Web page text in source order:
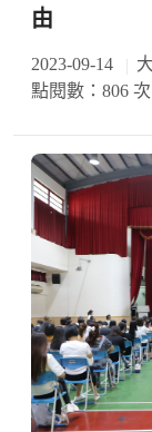
由
2023-09-14
點閱數：806 次